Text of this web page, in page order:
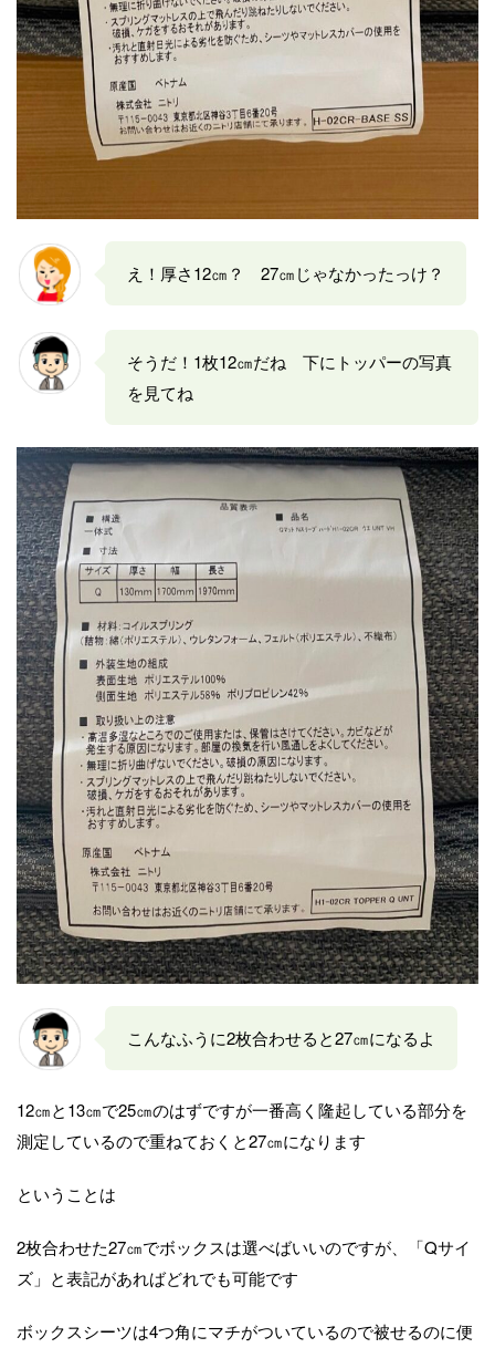
え！厚さ12㎝？ 27㎝じゃなかったっけ？
そうだ！1枚12㎝だね 下にトッパーの写真
を見てね
こんなふうに2枚合わせると27㎝になるよ
12㎝と13㎝で25㎝のはずですが一番高く隆起している部分を
測定しているので重ねておくと27㎝になります
ということは
2枚合わせた27㎝でボックスは選べばいいのですが、「Qサイ
ズ」と表記があればどれでも可能です
ボックスシーツは4つ角にマチがついているので被せるのに便